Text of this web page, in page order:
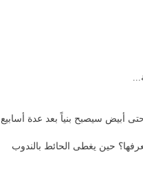
أبيض سيصبح بنياً بعد عدة أسابيع
حين يغطى الحائط بالندوب